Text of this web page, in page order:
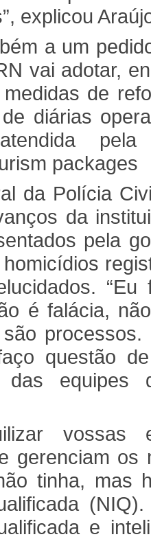
explicou
a um
vai adotar,
de
diárias
packages
da Polícia
da
pela
“Eu
é falácia,
questão
das equipes
vossas
gerenciam os
tinha, mas
e